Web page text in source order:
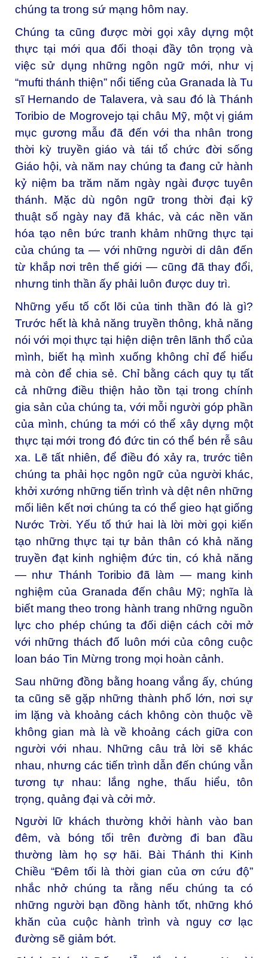
chúng ta trong sứ mạng hôm nay.
Chúng ta cũng được mời gọi xây dựng một
thực tại mới qua đối thoại đầy tôn trọng và
việc sử dụng những ngôn ngữ mới, như vị
“mufti thánh thiện” nổi tiếng của Granada là Tu
sĩ Hernando de Talavera, và sau đó là Thánh
Toribio de Mogrovejo tại châu Mỹ, một vị giám
mục gương mẫu đã đến với tha nhân trong
thời kỳ truyền giáo và tái tổ chức đời sống
Giáo hội, và năm nay chúng ta đang cử hành
kỷ niệm ba trăm năm ngày ngài được tuyên
thánh. Mặc dù ngôn ngữ trong thời đại kỹ
thuật số ngày nay đã khác, và các nền văn
hóa tạo nên bức tranh khảm những thực tại
của chúng ta — với những người di dân đến
từ khắp nơi trên thế giới — cũng đã thay đổi,
nhưng tinh thần ấy phải luôn được duy trì.
Những yếu tố cốt lõi của tinh thần đó là gì?
Trước hết là khả năng truyền thông, khả năng
nói với mọi thực tại hiện diện trên lãnh thổ của
mình, biết hạ mình xuống không chỉ để hiểu
mà còn để chia sẻ. Chỉ bằng cách quy tụ tất
cả những điều thiện hảo tồn tại trong chính
gia sản của chúng ta, với mỗi người góp phần
của mình, chúng ta mới có thể xây dựng một
thực tại mới trong đó đức tin có thể bén rễ sâu
xa. Lẽ tất nhiên, để điều đó xảy ra, trước tiên
chúng ta phải học ngôn ngữ của người khác,
khởi xướng những tiến trình và dệt nên những
mối liên kết nơi chúng ta có thể gieo hạt giống
Nước Trời. Yếu tố thứ hai là lời mời gọi kiến
tạo những thực tại tự bản thân có khả năng
truyền đạt kinh nghiệm đức tin, có khả năng
— như Thánh Toribio đã làm — mang kinh
nghiệm của Granada đến châu Mỹ; nghĩa là
biết mang theo trong hành trang những nguồn
lực cho phép chúng ta đối diện cách cởi mở
với những thách đố luôn mới của công cuộc
loan báo Tin Mừng trong mọi hoàn cảnh.
Sau những đồng bằng hoang vắng ấy, chúng
ta cũng sẽ gặp những thành phố lớn, nơi sự
im lặng và khoảng cách không còn thuộc về
không gian mà là về khoảng cách giữa con
người với nhau. Những câu trả lời sẽ khác
nhau, nhưng các tiến trình dẫn đến chúng vẫn
tương tự nhau: lắng nghe, thấu hiểu, tôn
trọng, quảng đại và cởi mở.
Người lữ khách thường khởi hành vào ban
đêm, và bóng tối trên đường đi ban đầu
thường làm họ sợ hãi. Bài Thánh thi Kinh
Chiều “Đêm tối là thời gian của ơn cứu độ”
nhắc nhở chúng ta rằng nếu chúng ta có
những người bạn đồng hành tốt, những khó
khăn của cuộc hành trình và nguy cơ lạc
đường sẽ giảm bớt.